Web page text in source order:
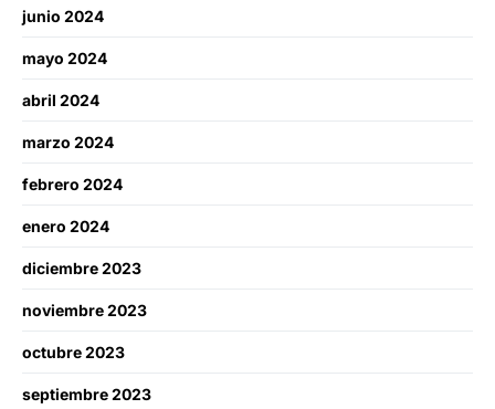
junio 2024
mayo 2024
abril 2024
marzo 2024
febrero 2024
enero 2024
diciembre 2023
noviembre 2023
octubre 2023
septiembre 2023